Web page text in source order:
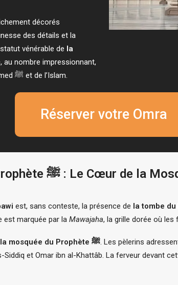
décorés
des détails et la
vénérable de la
au nombre impressionnant,
portent des noms liés à l’histoire du Prophète Mohammed ﷺ et de l’Islam.
Réserver votre Omra
est, sans conteste, la présence de
est marquée par la Mawajaha, la grille dorée où les
la mosquée du Prophète ﷺ. Les pèlerins
et Omar ibn al-Khattâb. La ferveur devant